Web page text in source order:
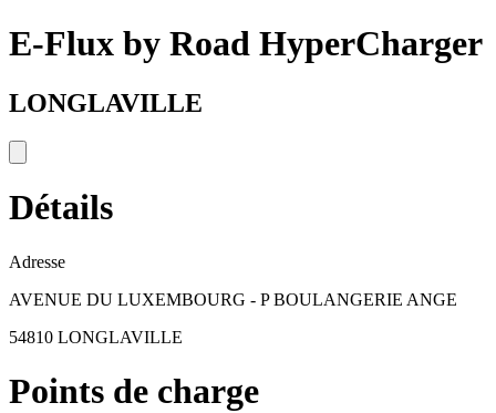
E-Flux by Road HyperCharger
LONGLAVILLE
Détails
Adresse
AVENUE DU LUXEMBOURG - P BOULANGERIE ANGE
54810 LONGLAVILLE
Points de charge